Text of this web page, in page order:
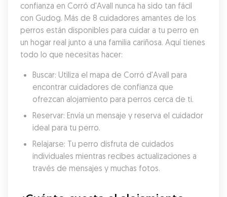
confianza en Corró d'Avall nunca ha sido tan fácil
con Gudog. Más de 8 cuidadores amantes de los
perros están disponibles para cuidar a tu perro en
un hogar real junto a una familia cariñosa. Aquí tienes
todo lo que necesitas hacer:
Buscar: Utiliza el mapa de Corró d'Avall para
encontrar cuidadores de confianza que
ofrezcan alojamiento para perros cerca de ti.
Reservar: Envía un mensaje y reserva el cuidador
ideal para tu perro.
Relajarse: Tu perro disfruta de cuidados
individuales mientras recibes actualizaciones a
través de mensajes y muchas fotos.